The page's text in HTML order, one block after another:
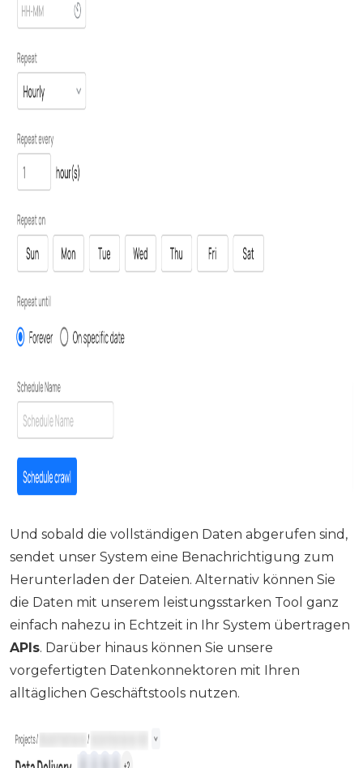
Und sobald die vollständigen Daten abgerufen sind,
sendet unser System eine Benachrichtigung zum
Herunterladen der Dateien. Alternativ können Sie
die Daten mit unserem leistungsstarken Tool ganz
einfach nahezu in Echtzeit in Ihr System übertragen
APIs. Darüber hinaus können Sie unsere
vorgefertigten Datenkonnektoren mit Ihren
alltäglichen Geschäftstools nutzen.